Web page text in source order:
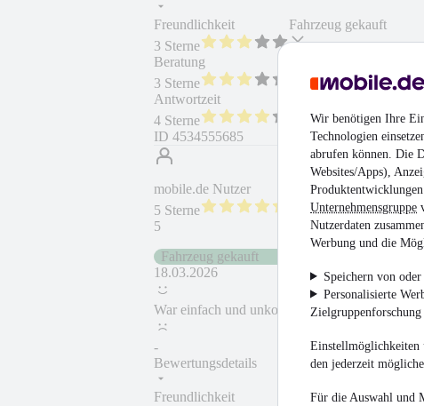
Wir benötigen Ihre
Technologien
abrufen können. Die
Websites/Apps),
Unternehmensgruppe
Nutzerdaten
Werbung und die
Speichern von
Personalisierte
Einstellmöglichkeiten
den jederzeit
Für die Auswahl und
Freundlichkeit
3 Sterne
Beratung
3 Sterne
Antwortzeit
4 Sterne
Fahrzeug gekauft
ID 4534555685
mobile.de Nutzer
5 Sterne
5
Fahrzeug gekauft
18.03.2026
War einfach und unkompliziert
-
Bewertungsdetails
Freundlichkeit
Fahrzeug gekauft